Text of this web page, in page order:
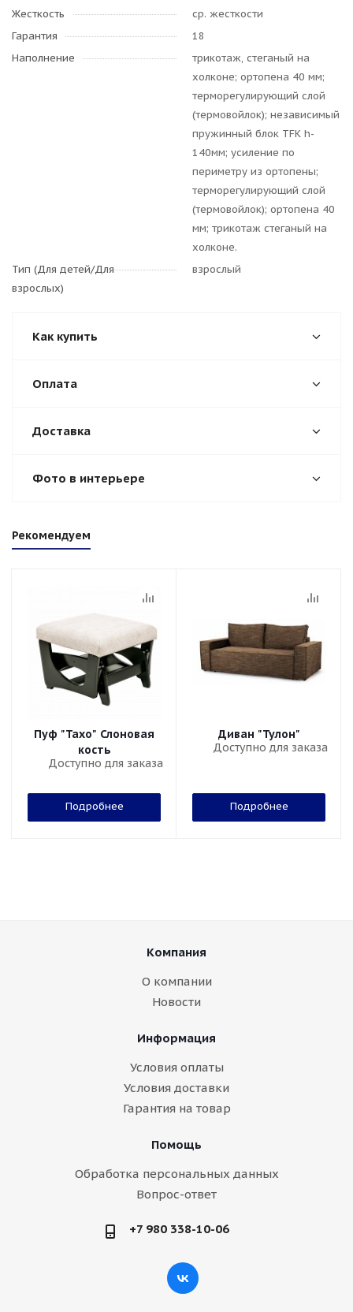
Жесткость
ср. жесткости
Гарантия
18
Наполнение
трикотаж, стеганый на
холконе; ортопена 40 мм;
терморегулирующий слой
(термовойлок); независимый
пружинный блок TFK h-
140мм; усиление по
периметру из ортопены;
терморегулирующий слой
(термовойлок); ортопена 40
мм; трикотаж стеганый на
холконе.
Тип (Для детей/Для
взрослых)
взрослый
Как купить
Оплата
Доставка
Фото в интерьере
Рекомендуем
Пуф "Тахо" Слоновая
кость
Доступно для заказа
Подробнее
Диван "Тулон"
Доступно для заказа
Подробнее
Компания
О компании
Новости
Информация
Условия оплаты
Условия доставки
Гарантия на товар
Помощь
Обработка персональных данных
Вопрос-ответ
+7 980 338-10-06